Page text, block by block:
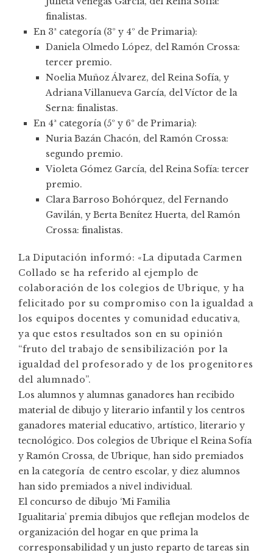
finalistas.
En 3ª categoría (3º y 4º de Primaria):
Daniela Olmedo López, del Ramón Crossa:
tercer premio.
Noelia Muñoz Álvarez, del Reina Sofía, y
Adriana Villanueva García, del Víctor de la
Serna: finalistas.
En 4ª categoría (5º y 6º de Primaria):
Nuria Bazán Chacón, del Ramón Crossa:
segundo premio.
Violeta Gómez García, del Reina Sofía: tercer
premio.
Clara Barroso Bohórquez, del Fernando
Gavilán, y Berta Benítez Huerta, del Ramón
Crossa: finalistas.
La Diputación informó: «La diputada Carmen
Collado se ha referido al ejemplo de
colaboración de los colegios de Ubrique, y ha
felicitado por su compromiso con la igualdad a
los equipos docentes y comunidad educativa,
ya que estos resultados son en su opinión
“fruto del trabajo de sensibilización por la
igualdad del profesorado y de los progenitores
del alumnado”.
Los alumnos y alumnas ganadores han recibido
material de dibujo y literario infantil y los centros
ganadores material educativo, artístico, literario y
tecnológico. Dos colegios de Ubrique el Reina Sofía
y Ramón Crossa, de Ubrique, han sido premiados
en la categoría de centro escolar, y diez alumnos
han sido premiados a nivel individual.
El concurso de dibujo ‘Mi Familia
Igualitaria’ premia dibujos que reflejan modelos de
organización del hogar en que prima la
corresponsabilidad y un justo reparto de tareas sin